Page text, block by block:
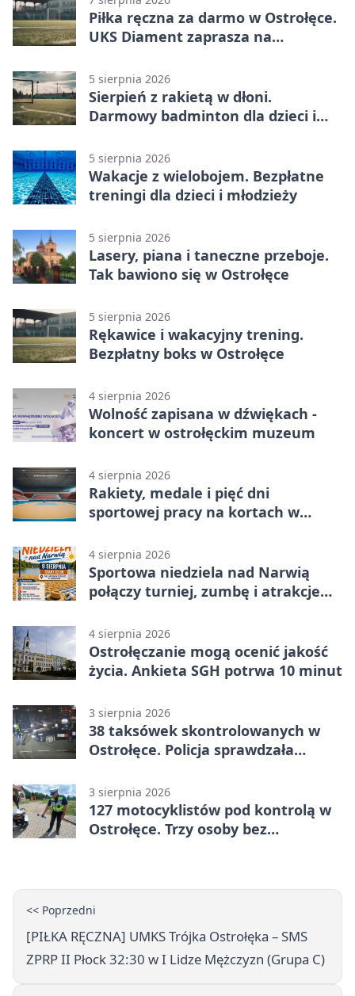
Piłka ręczna za darmo w Ostrołęce.
UKS Diament zaprasza na
5 sierpnia 2026
Sierpień z rakietą w dłoni.
Darmowy badminton dla dzieci i
5 sierpnia 2026
Wakacje z wielobojem. Bezpłatne
treningi dla dzieci i młodzieży
5 sierpnia 2026
Lasery, piana i taneczne przeboje.
Tak bawiono się w Ostrołęce
5 sierpnia 2026
Rękawice i wakacyjny trening.
Bezpłatny boks w Ostrołęce
4 sierpnia 2026
Wolność zapisana w dźwiękach -
koncert w ostrołęckim muzeum
4 sierpnia 2026
Rakiety, medale i pięć dni
sportowej pracy na kortach w
4 sierpnia 2026
Sportowa niedziela nad Narwią
połączy turniej, zumbę i atrakcje
4 sierpnia 2026
Ostrołęczanie mogą ocenić jakość
życia. Ankieta SGH potrwa 10 minut
3 sierpnia 2026
38 taksówek skontrolowanych w
Ostrołęce. Policja sprawdzała
3 sierpnia 2026
127 motocyklistów pod kontrolą w
Ostrołęce. Trzy osoby bez
<< Poprzedni
[PIŁKA RĘCZNA] UMKS Trójka Ostrołęka – SMS
ZPRP II Płock 32:30 w I Lidze Mężczyzn (Grupa C)